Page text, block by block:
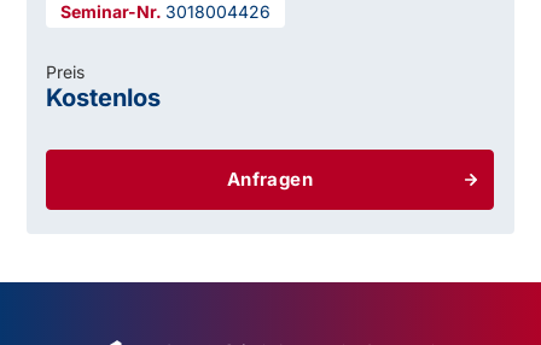
3018004426
Anfragen
Preis
Kostenlos